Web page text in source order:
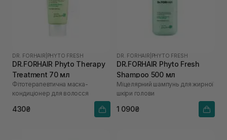
DR. FORHAIR PHYTO FRESH
DR.FORHAIR Phyto Therapy
Treatment 70 мл
Фітотерапевтична маска-
кондиціонер для волосся
430₴
DR. FORHAIR PHYTO FRESH
DR.FORHAIR Phyto Fresh
Shampoo 500 мл
Міцелярний шампунь для жирної
шкіри голови
1 090₴